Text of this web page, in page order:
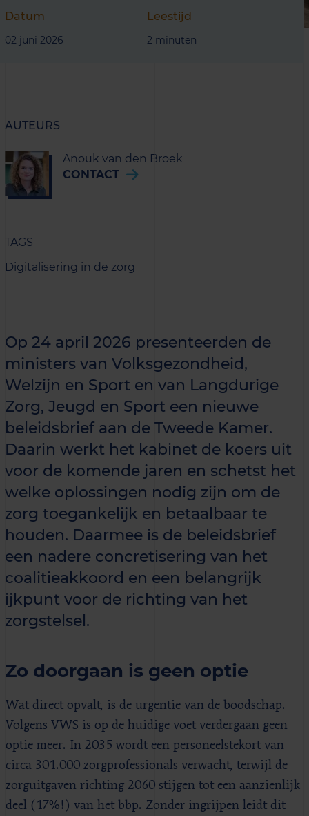
Datum
02 juni 2026
Leestijd
2 minuten
AUTEURS
Anouk van den Broek
CONTACT
TAGS
Digitalisering in de zorg
Op 24 april 2026 presenteerden de
ministers van Volksgezondheid,
Welzijn en Sport en van Langdurige
Zorg, Jeugd en Sport een nieuwe
beleidsbrief aan de Tweede Kamer.
Daarin werkt het kabinet de koers uit
voor de komende jaren en schetst het
welke oplossingen nodig zijn om de
zorg toegankelijk en betaalbaar te
houden. Daarmee is de beleidsbrief
een nadere concretisering van het
coalitieakkoord en een belangrijk
ijkpunt voor de richting van het
zorgstelsel.
Zo doorgaan is geen optie
Wat direct opvalt, is de urgentie van de boodschap.
Volgens VWS is op de huidige voet verdergaan geen
optie meer. In 2035 wordt een personeelstekort van
circa 301.000 zorgprofessionals verwacht, terwijl de
zorguitgaven richting 2060 stijgen tot een aanzienlijk
deel (17%!) van het bbp. Zonder ingrijpen leidt dit